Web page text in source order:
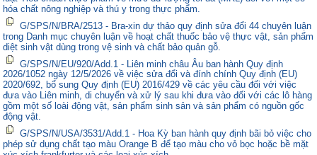
hóa chất nông nghiệp và thú y trong thực phẩm.
G/SPS/N/BRA/2513 - Bra-xin dự thảo quy định sửa đổi 44 chuyên luận
trong Danh mục chuyên luận về hoạt chất thuốc bảo vệ thực vật, sản phẩm
diệt sinh vật dùng trong vệ sinh và chất bảo quản gỗ.
G/SPS/N/EU/920/Add.1 - Liên minh châu Âu ban hành Quy định
2026/1052 ngày 12/5/2026 về việc sửa đổi và đính chính Quy định (EU)
2020/692, bổ sung Quy định (EU) 2016/429 về các yêu cầu đối với việc
đưa vào Liên minh, di chuyển và xử lý sau khi đưa vào đối với các lô hàng
gồm một số loài động vật, sản phẩm sinh sản và sản phẩm có nguồn gốc
động vật.
G/SPS/N/USA/3531/Add.1 - Hoa Kỳ ban hành quy định bãi bỏ việc cho
phép sử dụng chất tạo màu Orange B để tạo màu cho vỏ bọc hoặc bề mặt